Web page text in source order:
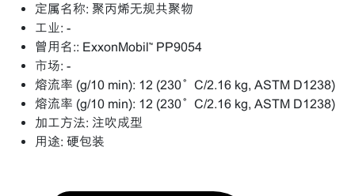
定属名称: 聚丙烯无规共聚物
工业: -
曾用名:: ExxonMobil™ PP9054
市场: -
熔流率 (g/10 min): 12 (230°C/2.16 kg, ASTM D1238)
熔流率 (g/10 min): 12 (230°C/2.16 kg, ASTM D1238)
加工方法: 注吹成型
用途: 硬包装